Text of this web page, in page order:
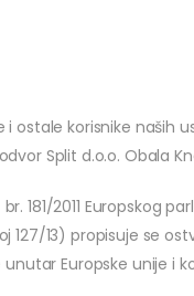
ostale korisnike naših
Split d.o.o. Obala
181/2011 Europskog
127/13) propisuje se
Europske unije i